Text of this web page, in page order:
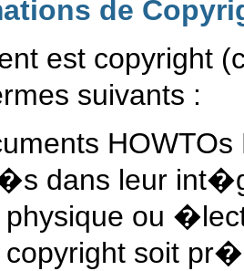
de
est copyright
suivants :
dans leur
physique ou
copyright soit